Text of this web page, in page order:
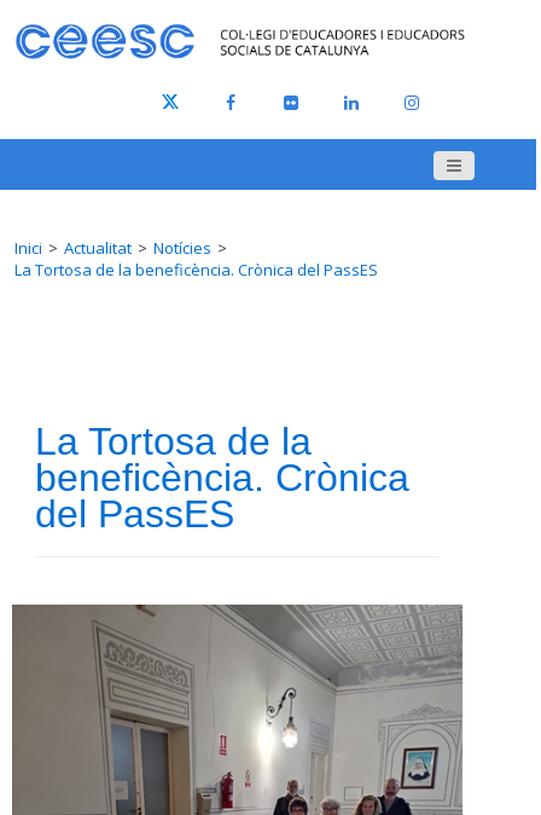
Inici Actualitat
Notícies
La Tortosa de la beneficència. Crònica del PassES
La Tortosa de la
beneficència. Crònica
del PassES